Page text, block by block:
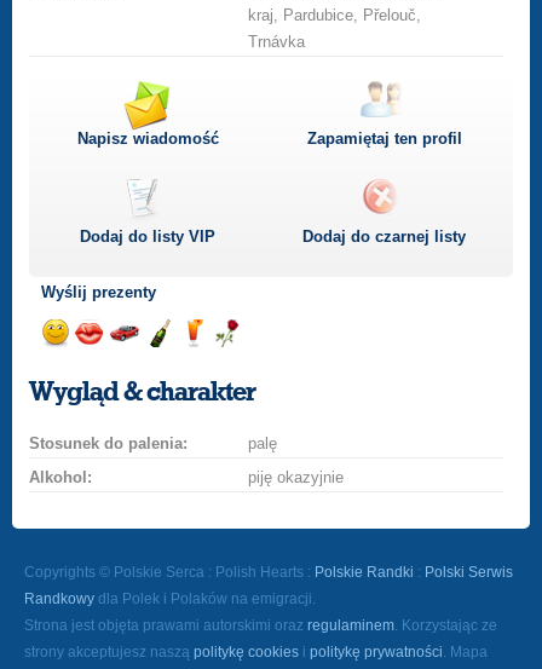
kraj, Pardubice, Přelouč,
Trnávka
Napisz wiadomość Zapamiętaj ten profil
Dodaj do listyVIP Dodaj do czarnej listy
Wyślij prezenty
uśmiech
buziakasamochodem
szampana
drinka
różę
Wygląd & charakter
Stosunek do palenia:
palę
Alkohol:
piję okazyjnie
Copyrights © Polskie Serca : Polish Hearts : Polskie Randki : Polski Serwis
Randkowy dla Polek i Polaków na emigracji.
Strona jest objęta prawami autorskimi oraz regulaminem. Korzystając ze
strony akceptujesz naszą politykę cookies i politykę prywatności. Mapa